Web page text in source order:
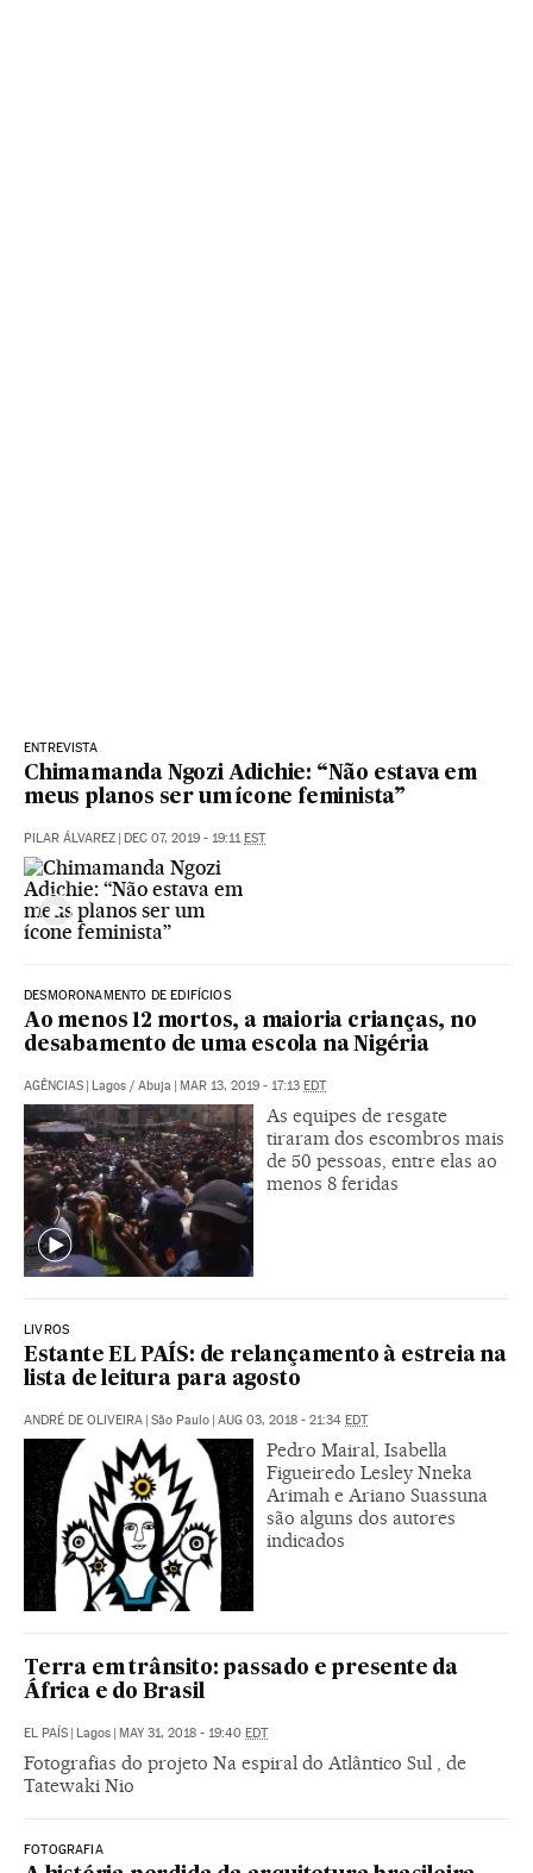
ENTREVISTA
Chimamanda Ngozi Adichie: “Não estava em
meus planos ser um ícone feminista”
PILAR ÁLVAREZ | DEC 07, 2019 - 19:11EST
DESMORONAMENTO DE EDIFÍCIOS
Ao menos 12 mortos, a maioria crianças, no
desabamento de uma escola na Nigéria
AGÊNCIAS | Lagos / Abuja | MAR 13, 2019 - 17:13 EDT
As equipes de resgate
tiraram dos escombros mais
de 50 pessoas, entre elas ao
menos 8 feridas
LIVROS
Estante EL PAÍS: de relançamento à estreia na
lista de leitura para agosto
ANDRÉ DE OLIVEIRA | São Paulo | AUG 03, 2018 - 21:34 EDT
Pedro Mairal, Isabella
Figueiredo Lesley Nneka
Arimah e Ariano Suassuna
são alguns dos autores
indicados
Terra em trânsito: passado e presente da
África e do Brasil
EL PAÍS | Lagos | MAY 31, 2018 - 19:40 EDT
Fotografias do projeto Na espiral do Atlântico Sul , de
Tatewaki Nio
FOTOGRAFIA